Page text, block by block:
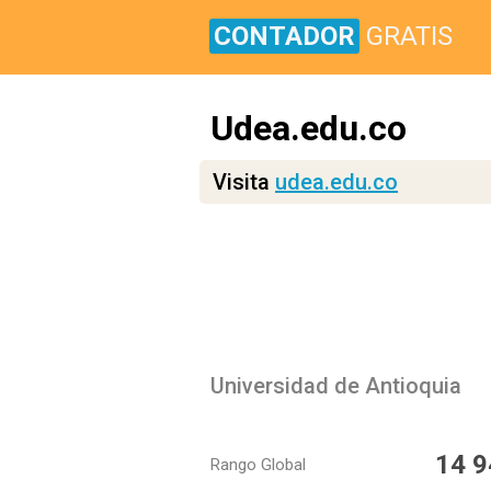
CONTADOR GRATIS
Udea.edu.co
Visita udea.edu.co
Universidad de Antioquia
Rango Global 14